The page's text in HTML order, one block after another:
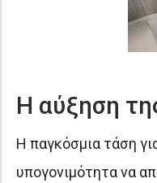
Η αύξηση
Η παγκόσμια τάση
υπογονιμότητα να